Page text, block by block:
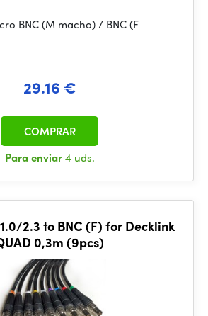
BNC (M macho) / BNC (F
29.16 €
Para enviar4 uds.
COMPRAR
2.3 to BNC (F) for Decklink
0,3m (9pcs)